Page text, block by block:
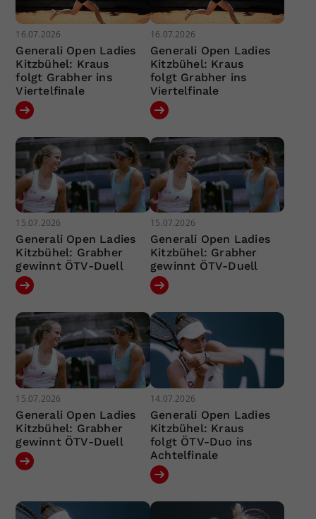
16.07.2026
Generali Open Ladies
Kitzbühel: Kraus
folgt Grabher ins
Viertelfinale
16.07.2026
Generali Open Ladies
Kitzbühel: Kraus
folgt Grabher ins
Viertelfinale
15.07.2026
Generali Open Ladies
Kitzbühel: Grabher
gewinnt ÖTV-Duell
15.07.2026
Generali Open Ladies
Kitzbühel: Grabher
gewinnt ÖTV-Duell
15.07.2026
Generali Open Ladies
Kitzbühel: Grabher
gewinnt ÖTV-Duell
14.07.2026
Generali Open Ladies
Kitzbühel: Kraus
folgt ÖTV-Duo ins
Achtelfinale